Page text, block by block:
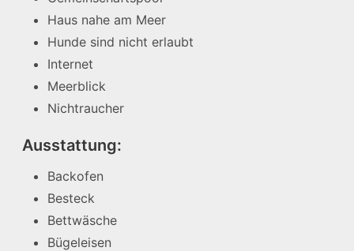
Haus nahe am Meer
Hunde sind nicht erlaubt
Internet
Meerblick
Nichtraucher
Ausstattung:
Backofen
Besteck
Bettwäsche
Bügeleisen